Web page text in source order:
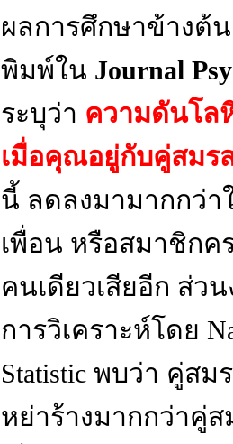
ผลการศึกษาข้างต้
พิมพ์ใน Journal
ระบุว่า ความดันโล
เมื่อคุณอยู่กับคู่สมร
นี้ ลดลงมามากกว่
เพื่อน หรือสมาชิกค
คนเดียวเสียอีก ส่ว
การวิเคราะห์โดย
Statistic พบว่า คู่ส
หย่าร้างมากกว่าคู่